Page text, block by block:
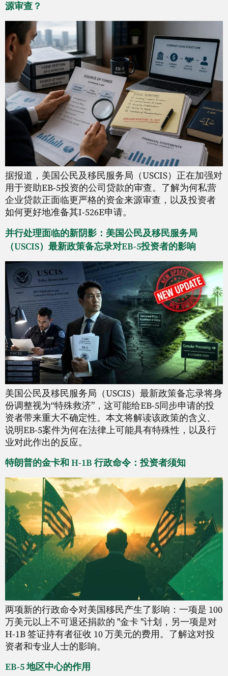
源审查？
据报道，美国公民及移民服务局（USCIS）正在加强对
用于资助EB-5投资的公司贷款的审查。了解为何私营
企业贷款正面临更严格的资金来源审查，以及投资者
如何更好地准备其I-526E申请。
并行处理面临的新阴影：美国公民及移民服务局
（USCIS）最新政策备忘录对EB-5投资者的影响
美国公民及移民服务局（USCIS）最新政策备忘录将身
份调整视为“特殊救济”，这可能给EB-5同步申请的投
资者带来重大不确定性。本文将解读该政策的含义、
说明EB-5案件为何在法律上可能具有特殊性，以及行
业对此作出的反应。
特朗普的金卡和 H-1B 行政命令：投资者须知
两项新的行政命令对美国移民产生了影响：一项是 100
万美元以上不可退还捐款的 "金卡 "计划，另一项是对
H-1B 签证持有者征收 10 万美元的费用。了解这对投
资者和专业人士的影响。
EB-5 地区中心的作用